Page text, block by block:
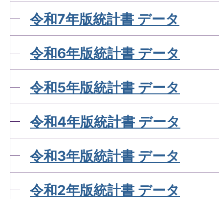
令和7年版統計書 データ
令和6年版統計書 データ
令和5年版統計書 データ
令和4年版統計書 データ
令和3年版統計書 データ
令和2年版統計書 データ